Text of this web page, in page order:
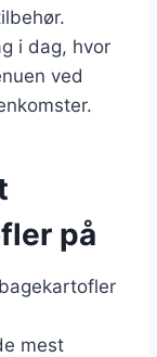
i dag, hvor
ved
på
mest